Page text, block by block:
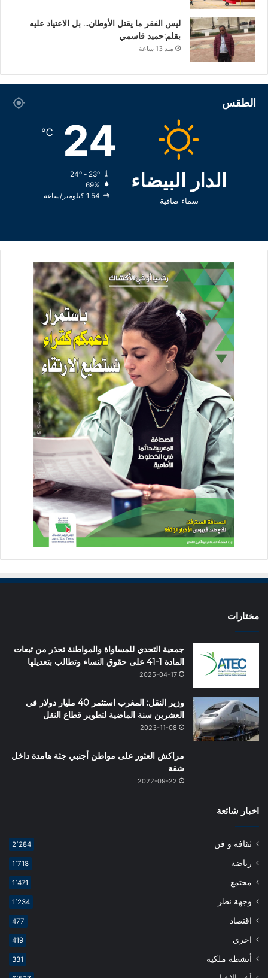
ليس الفقر ما يقتل الأوطان… بل الاعتياد عليه
بقلم:حميد قاسمي
منذ 13 ساعة
الطقس
الدار البيضاء
سماء صافية
24
℃
69%
1.54 كيلومتر/ساعة
مختارات
جمعية التحدي للمساواة والمواطنة تحذر من تبعات
المادة 1-41 على حقوق النساء وتطالب بتعديلها
2025-04-17
وزير النقل: المغرب استثمر 40 مليار دولار في
العشرين سنة الماضية لتطوير قطاع النقل
2023-11-08
مراكش العثور على مواطن أجنبي جثة هامدة داخل
شقة
2022-09-22
اخبار شائعة
ثقافة و فن 2٬284
رياضة 1٬718
مجتمع 1٬471
وجهة نظر 1٬234
اقتصاد 477
اخرى 419
أنشطة ملكية 331